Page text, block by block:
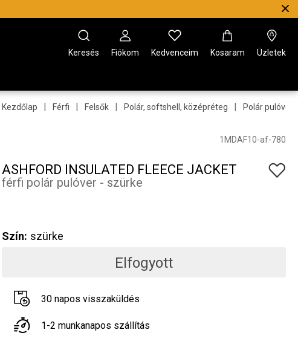
Keresés Fiókom Kedvenceim Kosaram Üzletek
Kezdőlap | Férfi | Felsők | Polár, softshell, középréteg | Polár pulóver
1MDAF10-af-780
ASHFORD INSULATED FLEECE JACKET
férfi polár pulóver - szürke
Szín: szürke
Elfogyott
30 napos visszaküldés
1-2 munkanapos szállítás